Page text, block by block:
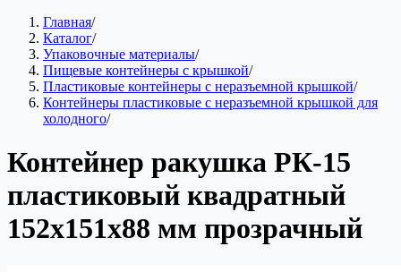
Главная/
Каталог/
Упаковочные материалы/
Пищевые контейнеры с крышкой/
Пластиковые контейнеры с неразъемной крышкой/
Контейнеры пластиковые с неразъемной крышкой для
холодного/
Контейнер ракушка РК-15
пластиковый квадратный
152х151х88 мм прозрачный